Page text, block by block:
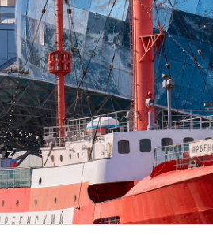
ДРУГИЕ
День
27.08.2026